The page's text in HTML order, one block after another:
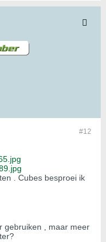
#12
. Cubes besproei ik
gebruiken , maar meer